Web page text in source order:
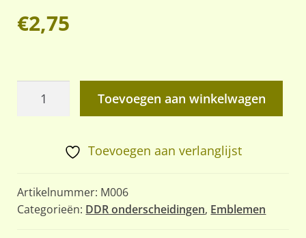
€2,75
Toevoegen aan winkelwagen
Toevoegen aan verlanglijst
Artikelnummer: M006
Categorieën: DDR onderscheidingen, Emblemen